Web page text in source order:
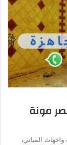
مونة
المباني،